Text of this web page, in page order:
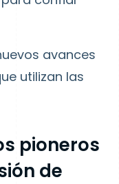
avances
utilizan las
pioneros
de